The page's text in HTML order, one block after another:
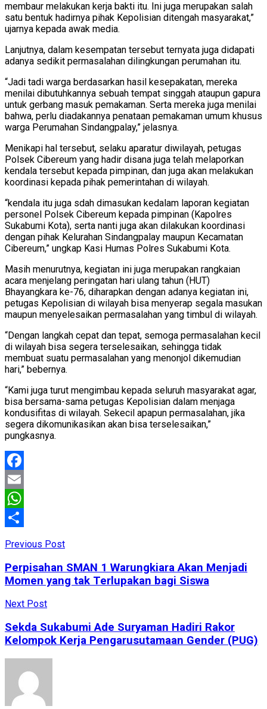
membaur melakukan kerja bakti itu. Ini juga merupakan salah
satu bentuk hadirnya pihak Kepolisian ditengah masyarakat,”
ujarnya kepada awak media.
Lanjutnya, dalam kesempatan tersebut ternyata juga didapati
adanya sedikit permasalahan dilingkungan perumahan itu.
“Jadi tadi warga berdasarkan hasil kesepakatan, mereka
menilai dibutuhkannya sebuah tempat singgah ataupun gapura
untuk gerbang masuk pemakaman. Serta mereka juga menilai
bahwa, perlu diadakannya penataan pemakaman umum khusus
warga Perumahan Sindangpalay,” jelasnya.
Menikapi hal tersebut, selaku aparatur diwilayah, petugas
Polsek Cibereum yang hadir disana juga telah melaporkan
kendala tersebut kepada pimpinan, dan juga akan melakukan
koordinasi kepada pihak pemerintahan di wilayah.
“kendala itu juga sdah dimasukan kedalam laporan kegiatan
personel Polsek Cibereum kepada pimpinan (Kapolres
Sukabumi Kota), serta nanti juga akan dilakukan koordinasi
dengan pihak Kelurahan Sindangpalay maupun Kecamatan
Cibereum,” ungkap Kasi Humas Polres Sukabumi Kota.
Masih menurutnya, kegiatan ini juga merupakan rangkaian
acara menjelang peringatan hari ulang tahun (HUT)
Bhayangkara ke-76, diharapkan dengan adanya kegiatan ini,
petugas Kepolisian di wilayah bisa menyerap segala masukan
maupun menyelesaikan permasalahan yang timbul di wilayah.
“Dengan langkah cepat dan tepat, semoga permasalahan kecil
di wilayah bisa segera terselesaikan, sehingga tidak
membuat suatu permasalahan yang menonjol dikemudian
hari,” bebernya.
“Kami juga turut mengimbau kepada seluruh masyarakat agar,
bisa bersama-sama petugas Kepolisian dalam menjaga
kondusifitas di wilayah. Sekecil apapun permasalahan, jika
segera dikomunikasikan akan bisa terselesaikan,”
pungkasnya.
Facebook
Email
WhatsApp
Previous Post
Perpisahan SMAN 1 Warungkiara Akan Menjadi
Momen yang tak Terlupakan bagi Siswa
Next Post
Sekda Sukabumi Ade Suryaman Hadiri Rakor
Kelompok Kerja Pengarusutamaan Gender (PUG)